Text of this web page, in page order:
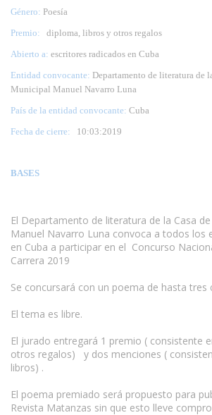
Género: Poesía
Premio:
diploma, libros y otros regalos
Abierto a: escritores radicados en Cuba
Entidad convocante: Departamento de literatura de
Municipal Manuel Navarro Luna
País de la entidad convocante: Cuba
Fecha de cierre: 10:03:2019
BASES
El Departamento de literatura de la Casa
Manuel Navarro Luna convoca a todos los
en Cuba a participar en el Concurso
Carrera 2019
Se concursará con un poema de hasta tres
El tema es libre.
El jurado entregará 1 premio ( consistente
otros regalos) y dos menciones (
libros) .
El poema premiado será propuesto para
Revista Matanzas sin que esto lleve